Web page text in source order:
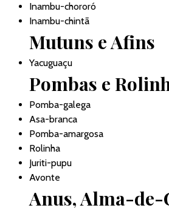
Inambu-chororó
Inambu-chintã
Mutuns e Afins
Yacuguaçu
Pombas e
Pomba-galega
Asa-branca
Pomba-amargosa
Rolinha
Juriti-pupu
Avonte
Anus, Alma-de-